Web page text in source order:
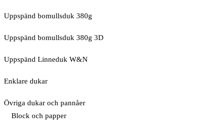
Uppspänd bomullsduk 380g
Uppspänd bomullsduk 380g 3D
Uppspänd Linneduk W&N
Enklare dukar
Övriga dukar och pannåer
Block och papper